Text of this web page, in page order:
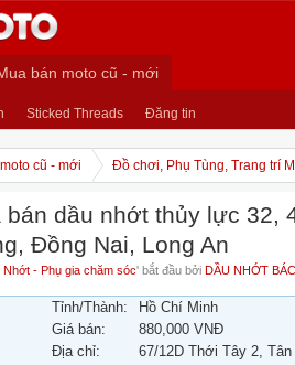
bán moto cũ - mới
Sticked Threads Đăng tin
cũ - mới Đồ chơi, Phụ Tùng, Trang trí
dầu nhớt thủy lực 32,
Đồng Nai, Long An
Nhớt - Phụ gia chăm sóc' bắt đầu bởi DẦU NHỚT
Tỉnh/Thành:
Hồ Chí Minh
Giá bán:
880,000 VNĐ
Địa chỉ:
67/12D Thới Tây 2,